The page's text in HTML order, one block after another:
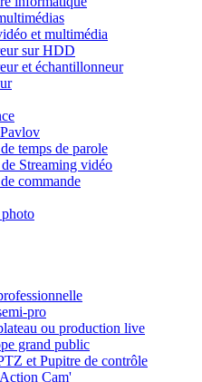
et multimédia
sur HDD
et échantillonneur
temps de parole
Streaming vidéo
commande
pro
ou production live
grand public
et Pupitre de contrôle
Cam'